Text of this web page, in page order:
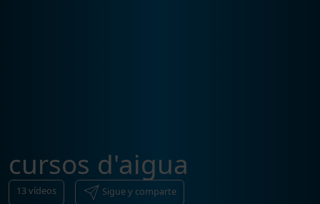
cursos d'aigua
13vídeos Sigue y comparte